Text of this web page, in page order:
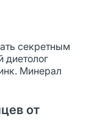
секретным
диетолог
Минерал
от